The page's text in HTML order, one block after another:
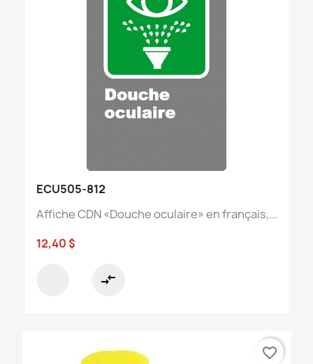
ECU505-812
Affiche CDN «Douche oculaire» en français,...
12,40 $
compare_arrows
favorite_border